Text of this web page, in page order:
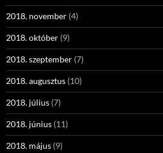
2018. november (4)
2018. október (9)
2018. szeptember (7)
2018. augusztus (10)
2018. július (7)
2018. június (11)
2018. május (9)